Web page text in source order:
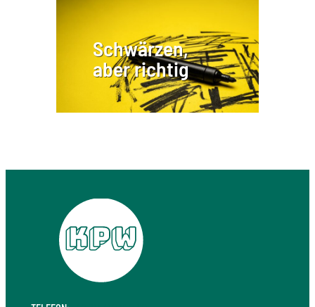
Schwärzen,
aber richtig